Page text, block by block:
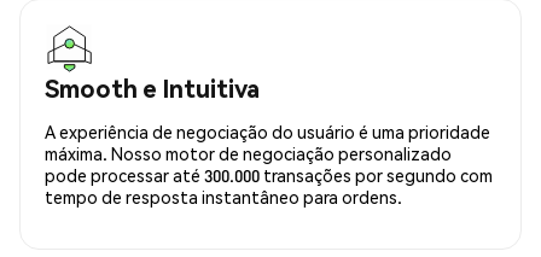
Smooth e Intuitiva
A experiência de negociação do usuário é uma prioridade
máxima. Nosso motor de negociação personalizado
pode processar até 300.000 transações por segundo com
tempo de resposta instantâneo para ordens.